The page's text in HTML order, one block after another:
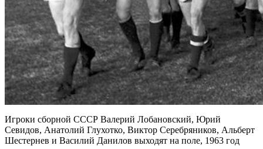
Игроки сборной СССР Валерий Лобановский, Юрий
Севидов, Анатолий Глухотко, Виктор Серебряников, Альберт
Шестернев и Василий Данилов выходят на поле, 1963 год